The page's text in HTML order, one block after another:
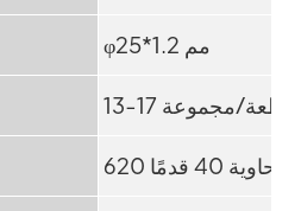
φ25*1.2 مم
13-17 قطعة/مجموعة